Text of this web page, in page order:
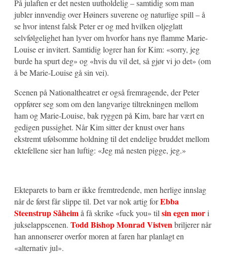
På julaften er det nesten uutholdelig – samtidig som man
jubler innvendig over Høiners suverene og naturlige spill – å
se hvor intenst falsk Peter er og med hvilken oljeglatt
selvfølgelighet han lyver om hvorfor hans nye flamme Marie-
Louise er invitert. Samtidig logrer han for Kim: «sorry, jeg
burde ha spurt deg» og «hvis du vil det, så gjør vi jo det» (om
å be Marie-Louise gå sin vei).
Scenen på Nationaltheatret er også fremragende, der Peter
oppfører seg som om den langvarige tiltrekningen mellom
ham og Marie-Louise, bak ryggen på Kim, bare har vært en
gedigen pussighet. Når Kim sitter der knust over hans
ekstremt ufølsomme holdning til det endelige bruddet mellom
ektefellene sier han luftig: «Jeg må nesten pigge, jeg.»
Ekteparets to barn er ikke fremtredende, men herlige innslag
når de først får slippe til. Det var nok artig forEbba
Steenstrup Såheimå få skrike «fuck you» til sin egen mori
jukselappscenen. Todd Bishop Monrad Vistvenbriljerer når
han annonserer overfor moren at faren har planlagt en
«alternativ jul».